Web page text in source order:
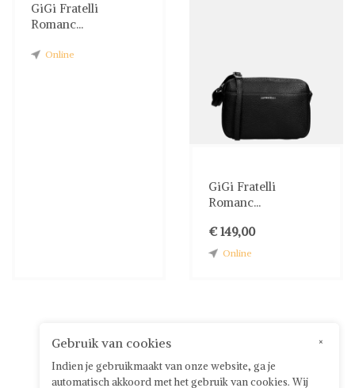
GiGi Fratelli
Romanc...
Online
GiGi Fratelli
Romanc...
€ 149,00
Online
×
Gebruik van cookies
Indien je gebruikmaakt van onze website, ga je
automatisch akkoord met het gebruik van cookies. Wij